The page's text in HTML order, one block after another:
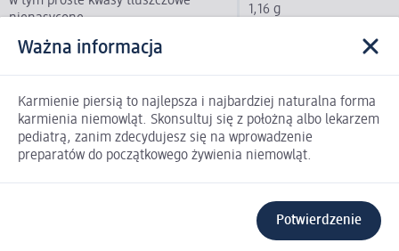
nienasycone
1,16 g
w tym kwasy tłuszczowe
wielonienasycone
węglowodany 8,7 g
w tym cukry 6,9 g
1,4 g
Ważna informacja
Karmienie piersią to najlepsza i najbardziej naturalna forma
karmienia niemowląt. Skonsultuj się z położną albo lekarzem
pediatrą, zanim zdecydujesz się na wprowadzenie
preparatów do początkowego żywienia niemowląt.
Potwierdzenie